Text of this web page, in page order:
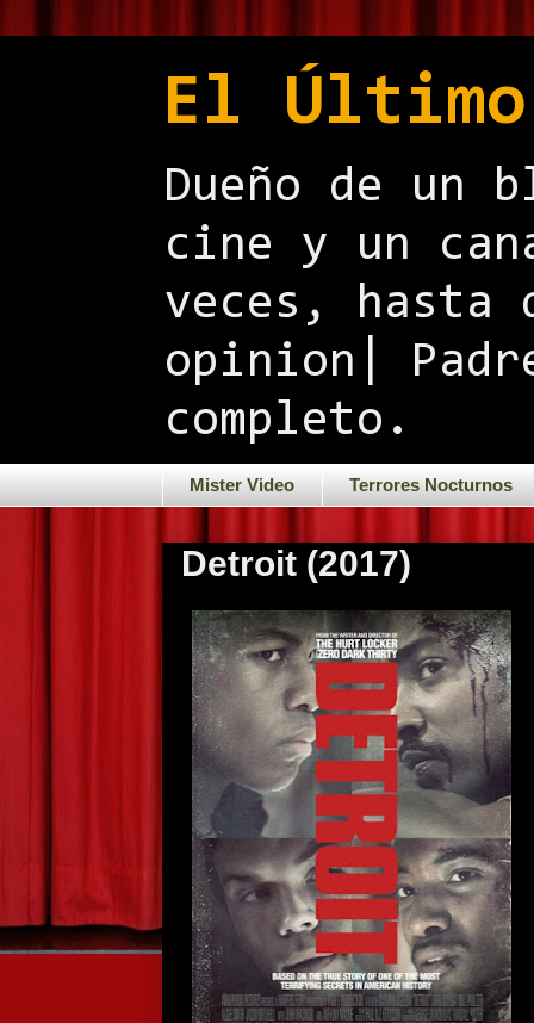
El
Dueño de un
cine y un
veces, hasta
opinion|
completo.
Mister Video Terrores Nocturnos
Detroit (2017)